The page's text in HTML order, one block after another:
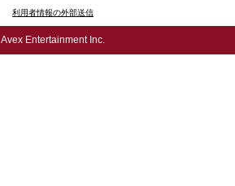
利用者情報の外部送信
Avex Entertainment Inc.